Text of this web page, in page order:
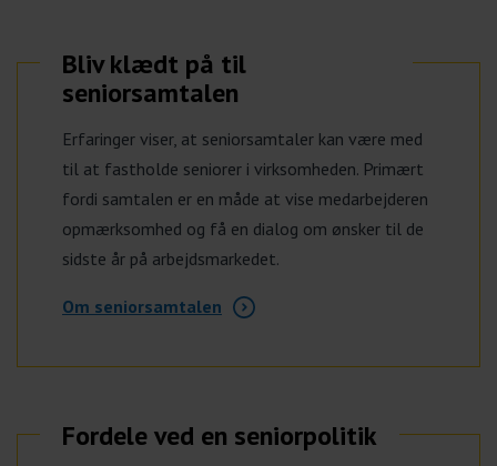
Bliv klædt på til
seniorsamtalen
Erfaringer viser, at seniorsamtaler kan være med
til at fastholde seniorer i virksomheden. Primært
fordi samtalen er en måde at vise medarbejderen
opmærksomhed og få en dialog om ønsker til de
sidste år på arbejdsmarkedet.
Om seniorsamtalen
Fordele ved en seniorpolitik